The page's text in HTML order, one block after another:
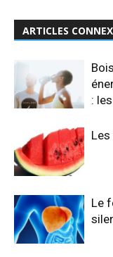
ARTICLES
:
Le